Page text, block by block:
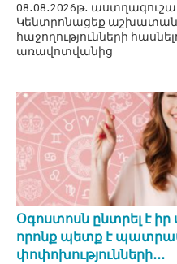
08․08․2026թ․
Կենտրոնացեք
հաջողությունների
առավոտվանից
Օգոստոսն ընտրել է իր
որոնք պետք է
փոփոխությունների․․․